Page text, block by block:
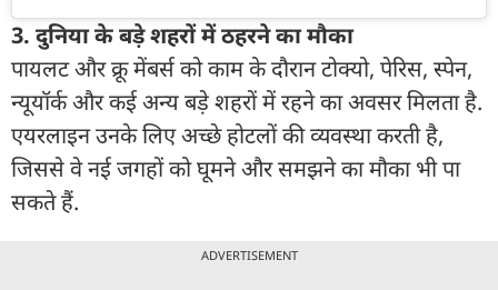
3. दुनिया के बड़े शहरों में ठहरने का मौका
पायलट और क्रू मेंबर्स को काम के दौरान टोक्यो, पेरिस, स्पेन,
न्यूयॉर्क और कई अन्य बड़े शहरों में रहने का अवसर मिलता है.
एयरलाइन उनके लिए अच्छे होटलों की व्यवस्था करती है,
जिससे वे नई जगहों को घूमने और समझने का मौका भी पा
सकते हैं.
ADVERTISEMENT